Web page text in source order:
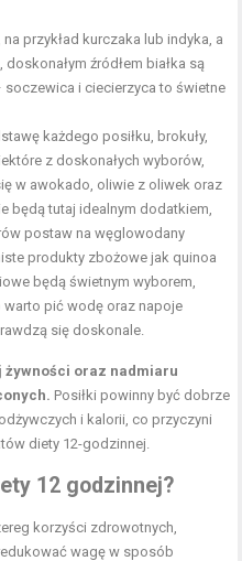
przykład kurczaka lub indyka, a
doskonałymźródłem białka są
i ciecierzyca to świetne
każdego posiłku, brokuły,
z doskonałych wyborów,
w awokado, oliwie z oliwek oraz
będą tutaj idealnym dodatkiem,
postaw na węglowodany
produkty zbożowe jak quinoa
będą świetnym wyborem,
pić wodę oraz napoje
się doskonale.
oraz nadmiaru
Posiłki powinny być dobrze
i kalorii, co przyczyni
diety 12-godzinnej.
12 godzinnej?
korzyści zdrowotnych,
wagę w sposób